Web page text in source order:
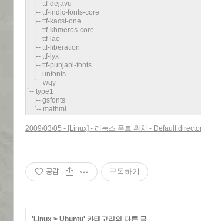
| |-- ttf-dejavu
| |-- ttf-indic-fonts-core
| |-- ttf-kacst-one
| |-- ttf-khmeros-core
| |-- ttf-lao
| |-- ttf-liberation
| |-- ttf-lyx
| |-- ttf-punjabi-fonts
| |-- unfonts
| `-- wqy
`-- type1
|-- gsfonts
`-- mathml
2009/03/05 - [Linux] - 리눅스 폰트 위치 - Default
공감 구독하기
'Linux > Ubuntu' 카테고리의 다른 글